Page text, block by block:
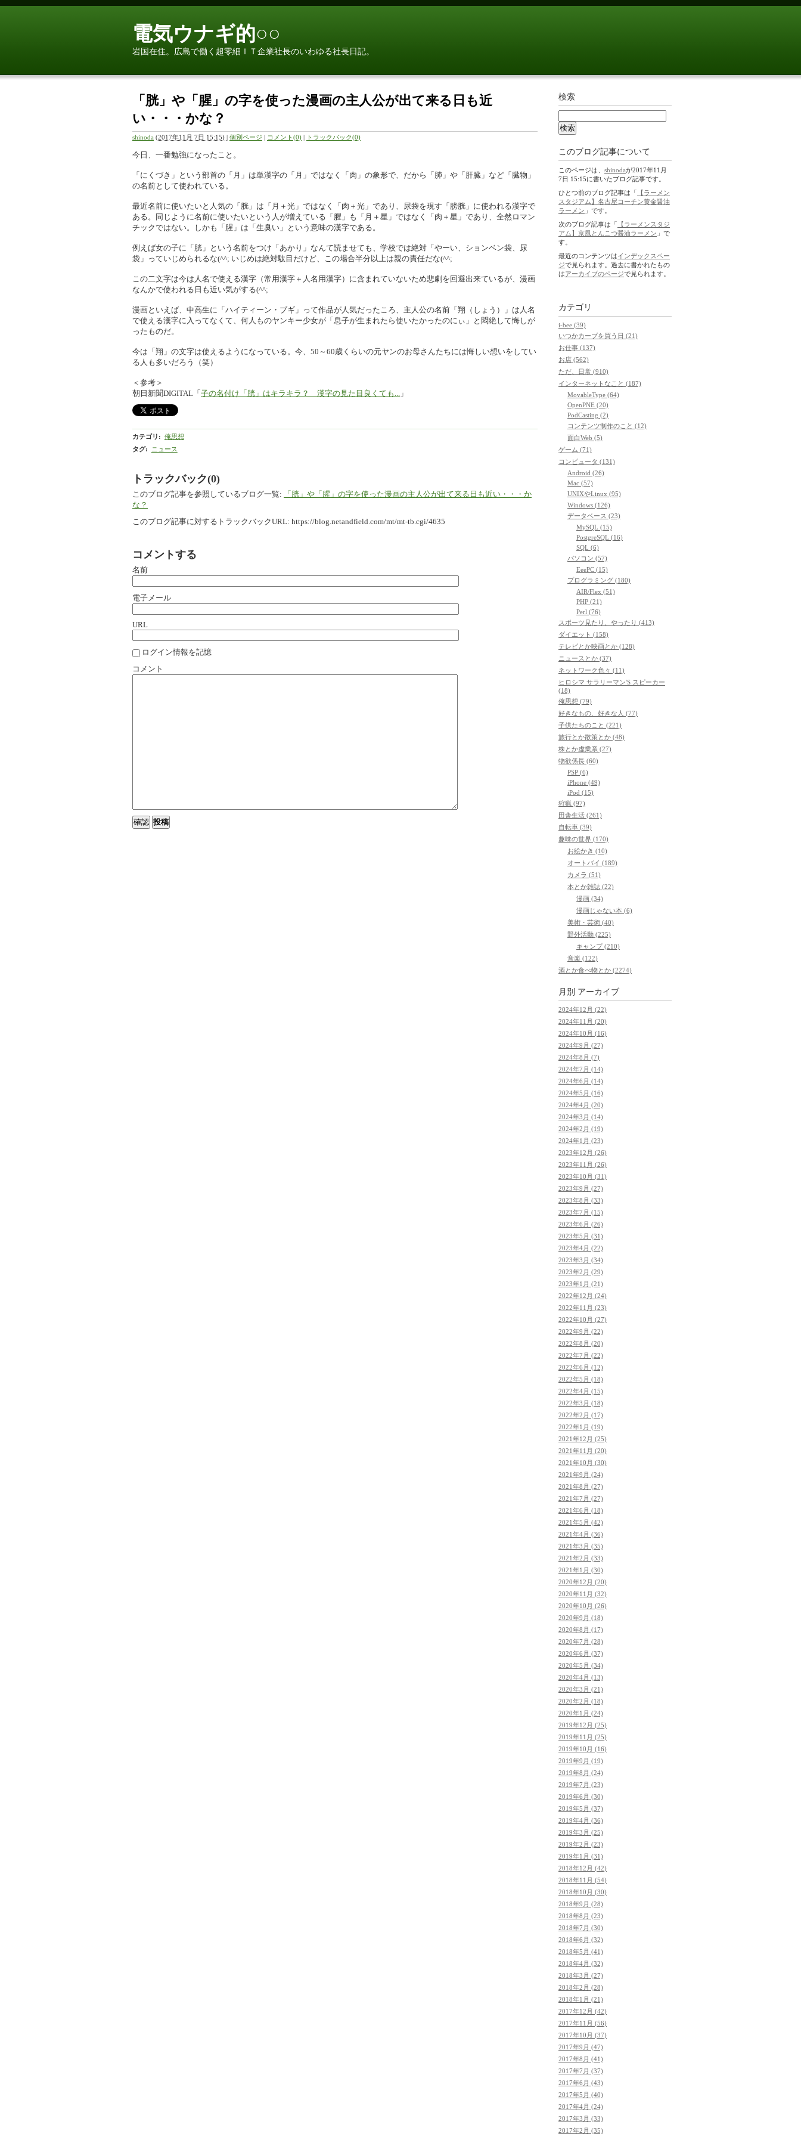
電気ウナギ的○○
岩国在住。広島で働く超零細ＩＴ企業社長のいわゆる社長日記。
「胱」や「腥」の字を使った漫画の主人公が出て来る日も近
い・・・かな？
shinoda (2017年11月 7日 15:15) | 個別ページ | コメント(0) | トラックバック(0)
今日、一番勉強になったこと。
「にくづき」という部首の「月」は単漢字の「月」ではなく「肉」の象形で、だから「肺」や「肝臓」など「臓物」
の名前として使われている。
最近名前に使いたいと人気の「胱」は「月＋光」ではなく「肉＋光」であり、尿袋を現す「膀胱」に使われる漢字で
ある。同じように名前に使いたいという人が増えている「腥」も「月＋星」ではなく「肉＋星」であり、全然ロマン
チックではない。しかも「腥」は「生臭い」という意味の漢字である。
例えば女の子に「胱」という名前をつけ「あかり」なんて読ませても、学校では絶対「やーい、ションベン袋、尿
袋」っていじめられるな(^^; いじめは絶対駄目だけど、この場合半分以上は親の責任だな(^^;
この二文字は今は人名で使える漢字（常用漢字＋人名用漢字）に含まれていないため悲劇を回避出来ているが、漫画
なんかで使われる日も近い気がする(^^;
漫画といえば、中高生に「ハイティーン・ブギ」って作品が人気だったころ、主人公の名前「翔（しょう）」は人名
で使える漢字に入ってなくて、何人ものヤンキー少女が「息子が生まれたら使いたかったのにぃ」と悶絶して悔しが
ったものだ。
今は「翔」の文字は使えるようになっている。今、50～60歳くらいの元ヤンのお母さんたちには悔しい想いをしてい
る人も多いだろう（笑）
＜参考＞
朝日新聞DIGITAL「子の名付け「胱」はキラキラ？ 漢字の見た目良くても... 」
カテゴリ : 俺思想
タグ: ニュース
トラックバック(0)
このブログ記事を参照しているブログ一覧:
「胱」や「腥」の字を使った漫画の主人公が出て来る日も近い・・・か
な？
このブログ記事に対するトラックバックURL: https://blog.netandfield.com/mt/mt-tb.cgi/4635
コメントする
名前
電子メール
URL
ログイン情報を記憶
コメント
検索
このブログ記事について
このページは、 shinodaが2017年11月
7日 15:15に書いたブログ記事です。
ひとつ前のブログ記事は「 【ラーメン
スタジアム】名古屋コーチン黄金醤油
ラーメン 」です。
次のブログ記事は「 【ラーメンスタジ
アム】京風とんこつ醤油ラーメン 」で
す。
最近のコンテンツはインデックスペー
ジで見られます。過去に書かれたもの
はアーカイブのページで見られます。
カテゴリ
i-bee (39)
いつかカープを買う日 (21)
お仕事 (137)
お店 (562)
ただ、日常 (910)
インターネットなこと (187)
MovableType (64)
OpenPNE (20)
PodCasting (2)
コンテンツ制作のこと (12)
面白Web (5)
ゲーム (71)
コンピュータ (131)
Android (26)
Mac (57)
UNIXやLinux (95)
Windows (126)
データベース (23)
MySQL (15)
PostgreSQL (16)
SQL (6)
パソコン (57)
EeePC (15)
プログラミング (180)
AIR/Flex (51)
PHP (21)
Perl (76)
スポーツ見たり、やったり (413)
ダイエット (158)
テレビとか映画とか (128)
ニュースとか (37)
ネットワーク色々 (11)
ヒロシマ サラリーマン'S スピーカー
(18)
俺思想 (79)
好きなもの、好きな人 (77)
子供たちのこと (221)
旅行とか散策とか (48)
株とか虚業系 (27)
物欲係長 (60)
PSP (6)
iPhone (49)
iPod (15)
狩猟 (97)
田舎生活 (261)
自転車 (39)
趣味の世界 (170)
お絵かき (10)
オートバイ (189)
カメラ (51)
本とか雑誌 (22)
漫画 (34)
漫画じゃない本 (6)
美術・芸術 (40)
野外活動 (225)
キャンプ (210)
音楽 (122)
酒とか食べ物とか (2274)
月別 アーカイブ
2024年12月 (22)
2024年11月 (20)
2024年10月 (16)
2024年9月 (27)
2024年8月 (7)
2024年7月 (14)
2024年6月 (14)
2024年5月 (16)
2024年4月 (20)
2024年3月 (14)
2024年2月 (19)
2024年1月 (23)
2023年12月 (26)
2023年11月 (26)
2023年10月 (31)
2023年9月 (27)
2023年8月 (33)
2023年7月 (15)
2023年6月 (26)
2023年5月 (31)
2023年4月 (22)
2023年3月 (34)
2023年2月 (29)
2023年1月 (21)
2022年12月 (24)
2022年11月 (23)
2022年10月 (27)
2022年9月 (22)
2022年8月 (20)
2022年7月 (22)
2022年6月 (12)
2022年5月 (18)
2022年4月 (15)
2022年3月 (18)
2022年2月 (17)
2022年1月 (19)
2021年12月 (25)
2021年11月 (20)
2021年10月 (30)
2021年9月 (24)
2021年8月 (27)
2021年7月 (27)
2021年6月 (18)
2021年5月 (42)
2021年4月 (36)
2021年3月 (35)
2021年2月 (33)
2021年1月 (30)
2020年12月 (20)
2020年11月 (32)
2020年10月 (26)
2020年9月 (18)
2020年8月 (17)
2020年7月 (28)
2020年6月 (37)
2020年5月 (34)
2020年4月 (13)
2020年3月 (21)
2020年2月 (18)
2020年1月 (24)
2019年12月 (25)
2019年11月 (25)
2019年10月 (16)
2019年9月 (19)
2019年8月 (24)
2019年7月 (23)
2019年6月 (30)
2019年5月 (37)
2019年4月 (36)
2019年3月 (25)
2019年2月 (23)
2019年1月 (31)
2018年12月 (42)
2018年11月 (54)
2018年10月 (30)
2018年9月 (28)
2018年8月 (23)
2018年7月 (30)
2018年6月 (32)
2018年5月 (41)
2018年4月 (32)
2018年3月 (27)
2018年2月 (28)
2018年1月 (21)
2017年12月 (42)
2017年11月 (56)
2017年10月 (37)
2017年9月 (47)
2017年8月 (41)
2017年7月 (37)
2017年6月 (43)
2017年5月 (40)
2017年4月 (24)
2017年3月 (33)
2017年2月 (35)